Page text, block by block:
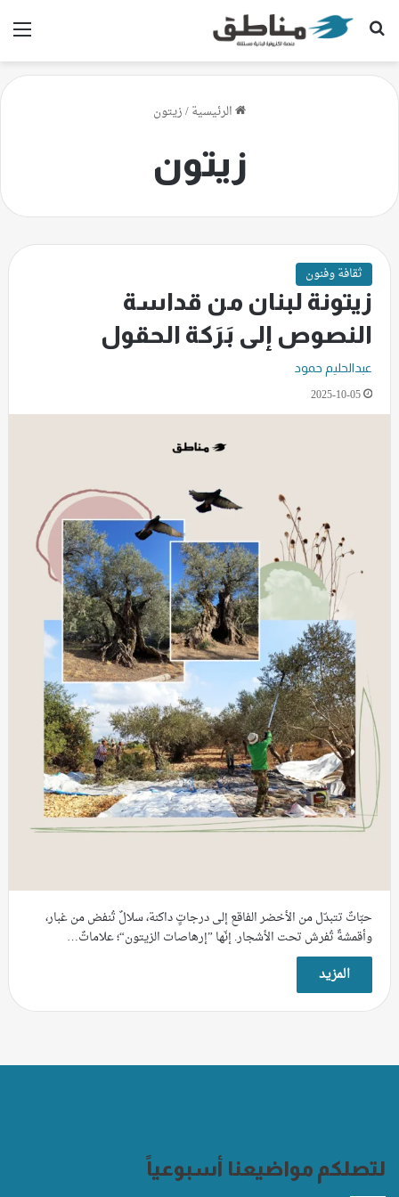
بحث عن
الرئيسية/زيتون
زيتون
ثقافة وفنون
زيتونة لبنان من قداسة
النصوص إلى بَرَكة الحقول
عبدالحليم حمود
2025-10-05
حبّاتٌ تتبدّل من الأخضر الفاقع إلى درجاتٍ داكنة، سلالٌ تُنفض من غبار،
وأقمشةٌ تُفرش تحت الأشجار. إنّها ”إرهاصات الزيتون“؛ علاماتٌ…
المزيد
لتصلكم مواضيعنا أسبوعياً